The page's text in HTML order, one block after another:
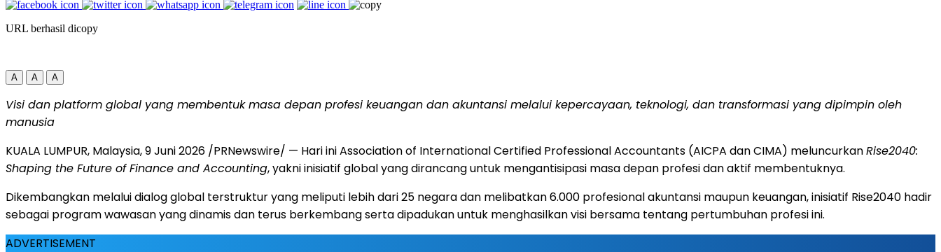
URL berhasil dicopy
A A A
Visi dan platform global yang membentuk masa depan profesi keuangan dan akuntansi melalui kepercayaan, teknologi, dan transformasi yang dipimpin oleh
manusia
KUALA LUMPUR, Malaysia,9 Juni 2026 /PRNewswire/ — Hari ini Association of International Certified Professional Accountants (AICPA dan CIMA) meluncurkanRise2040:
Shaping the Future of Finance and Accounting, yakni inisiatif global yang dirancang untuk mengantisipasi masa depan profesi dan aktif membentuknya.
Dikembangkan melalui dialog global terstruktur yang meliputi lebih dari 25 negara dan melibatkan 6.000 profesional akuntansi maupun keuangan, inisiatif Rise2040 hadir
sebagai program wawasan yang dinamis dan terus berkembang serta dipadukan untuk menghasilkan visi bersama tentang pertumbuhan profesi ini.
ADVERTISEMENT